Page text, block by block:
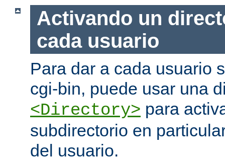
Activando un
cada usuario
Para dar a cada usuario
cgi-bin, puede usar una
<Directory> para
subdirectorio en
del usuario.